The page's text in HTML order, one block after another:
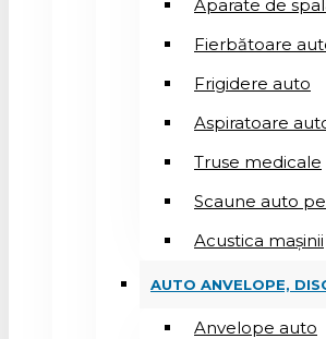
Aparate de
Fierbătoare
Frigidere auto
Aspiratoare
Truse medicale
Scaune auto
Acustica mașinii
AUTO ANVELOPE,
Anvelope auto